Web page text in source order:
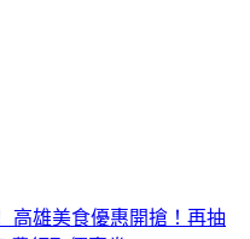
高雄美食優惠開搶！再抽